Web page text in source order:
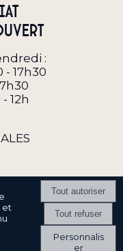
:
- 17h30
12h
Pro - Création et
Générales d'Utilisation-
et
Personnalis
er